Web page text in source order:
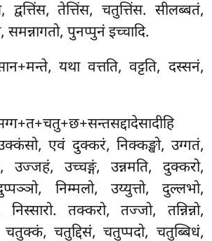
द्वत्तिंस, तेत्तिंस, चतुत्तिंस. सीलब्बतं,
समन्नागतो, पुनप्पुनं इच्चादि.
यथा वत्तति, वट्टति, दस्सनं,
एवं दुक्करं, निक्कङ्खो, उग्गतं,
उज्जहं, उच्चङ्गं, उन्नमति, दुक्करो,
निम्मलो, उय्युत्तो, दुल्लभो,
निस्सारो. तक्करो, तज्जो, तन्निन्नो,
चतुक्कं, चतुद्दिसं, चतुप्पदो, चतुब्बिधं,